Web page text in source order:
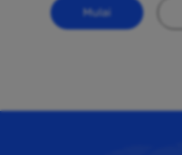
Mulai